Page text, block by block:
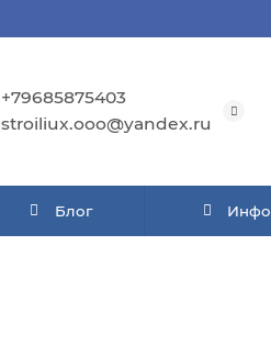
+79685875403
stroiliux.ooo@yandex.ru
Блог Инфо